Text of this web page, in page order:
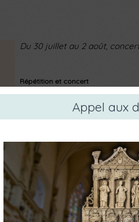
Du 30 juillet au 2 août,
Répétition et concert
15h30 - Répétition publique - Salle
“Carte Blanche aux cordes pincées”
Parsival Castro & Diego
Suite ou Sonate ?
Vendredi 31 juillet
Appel aux